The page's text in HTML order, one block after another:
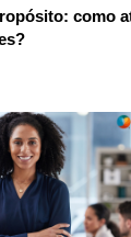
como